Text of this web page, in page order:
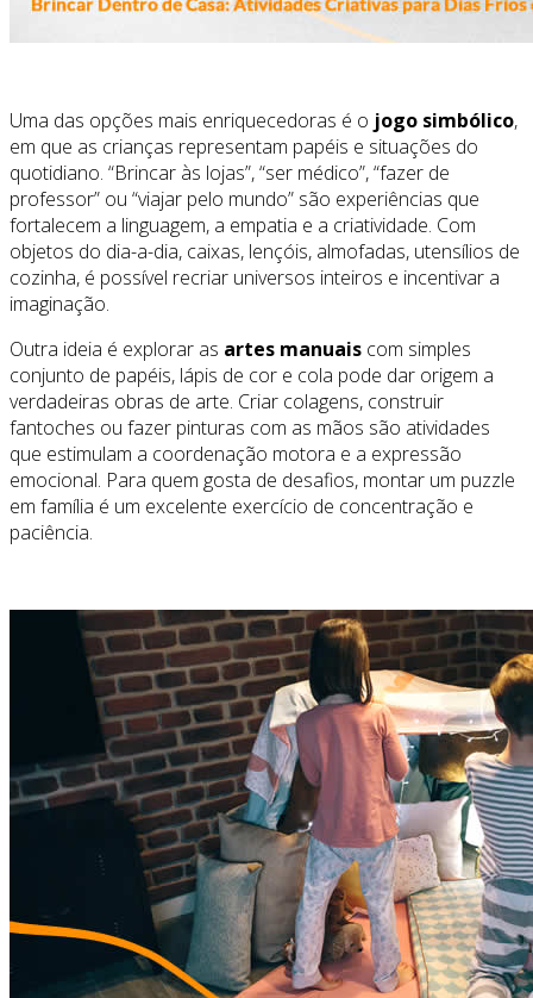
Uma das opções mais enriquecedoras é o jogo simbólico,
em que as crianças representam papéis e situações do
quotidiano. “Brincar às lojas”, “ser médico”, “fazer de
professor” ou “viajar pelo mundo” são experiências que
fortalecem a linguagem, a empatia e a criatividade. Com
objetos do dia-a-dia, caixas, lençóis, almofadas, utensílios de
cozinha, é possível recriar universos inteiros e incentivar a
imaginação.
Outra ideia é explorar as artes manuais com simples
conjunto de papéis, lápis de cor e cola pode dar origem a
verdadeiras obras de arte. Criar colagens, construir
fantoches ou fazer pinturas com as mãos são atividades
que estimulam a coordenação motora e a expressão
emocional. Para quem gosta de desafios, montar um puzzle
em família é um excelente exercício de concentração e
paciência.